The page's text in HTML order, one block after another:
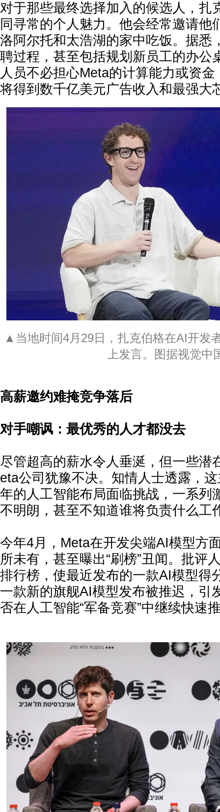
对于那些最终选择加入的候选人，扎
同寻常的个人魅力。他会经常邀请他
洛阿尔托和太浩湖的家中吃饭。据悉
聘过程，甚至包括规划新员工的办公
人员不必担心Meta的计算能力或资
将得到数千亿美元广告收入和最强大
▲当地时间4月29日，扎克伯格在AI开发
上发言。图据视觉中
高薪邀约难掩竞争落后
对手嘲讽：最优秀的人才都没去
尽管超高的薪水令人垂涎，但一些潜
eta公司犹豫不决。知情人士透露，
年的人工智能布局面临挑战，一系列
不明朗，甚至不知道谁将负责什么工
今年4月，Meta在开发尖端AI模型方
所未有，甚至曝出“刷榜”丑闻。批评
排行榜，使最近发布的一款AI模型得
一款新的旗舰AI模型发布被推迟，引
否在人工智能“军备竞赛”中继续快速